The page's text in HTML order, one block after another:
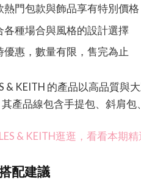
熱門包款與飾品享有特別價格
各種場合與風格的設計選擇
優惠，數量有限，售完為止
& KEITH 的產品以高品質
產品線包含手提包、斜肩包
& KEITH逛逛，看看本期精
配建議